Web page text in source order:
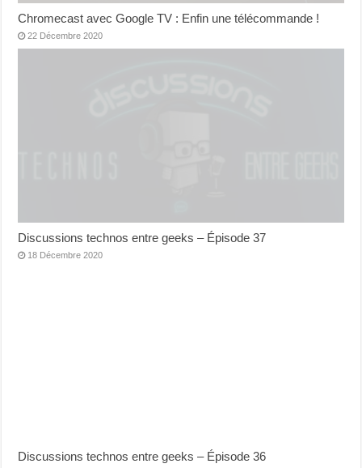
Chromecast avec Google TV : Enfin une télécommande !
22 Décembre 2020
Discussions technos entre geeks – Épisode 37
18 Décembre 2020
Discussions technos entre geeks – Épisode 36